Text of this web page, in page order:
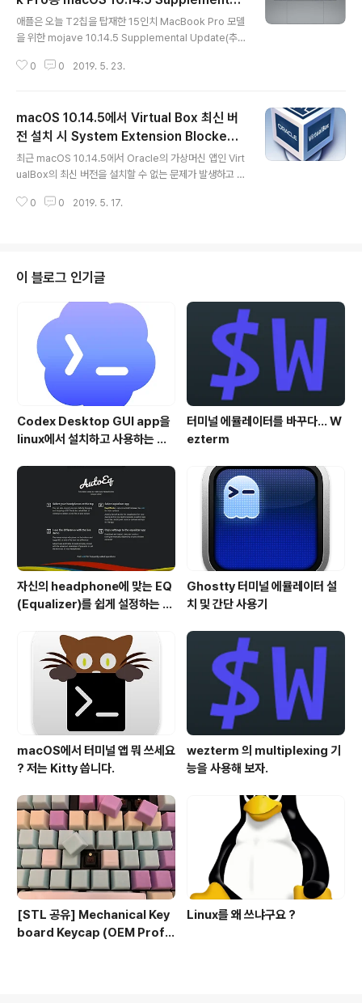
Update 릴리즈
애플은 오늘 T2칩을 탑재한 15인치 MacBook Pro 모델
을 위한 mojave 10.14.5 Supplemental Update(추
델 전용 업데이트로 다른 모델이나 라인업의 mac을 사용
장착된 15인치 MacBook Pro 모델에 영향을 미칠 수 있
는 펌웨어 문제를 해결하기 위한 것으로 해당 모델을 사용
하는 사용자들은 반드시 업데이트 할 것을 권장하고 있습
니다. 용량은 950MB 수준이며, 업데이트 후 재 부팅이 필
링크를 통해 업데이트 페키지를 다운로드 받아 직접 설치
0 0 2019. 5. 23.
macOS 10.14.5에서 Virtual Box 최신 버
전 설치 시 System Extension Blocked
오류 대처법
최근 macOS 10.14.5에서 Oracle의 가상머신 앱인 Virt
ualBox의 최신 버전을 설치할 수 없는 문제가 발생하고 있
후, kenel extension인 Kext 인스톨과 관련된 애플의
해당 Kext를 설치할 수가 없습니다. 물론 이와 같은 사실은
개발자나 개발사가 알아야 할 문제이지 일반 유저들이 알
고 있어야할 내용은 아닙니다. 다만, Kext를 포함한 앱이 1
0.14.5 이상에서 인스톨이 되지 않는다면, 애플의 보안 정
책변화 때문이라고 이..
0 0 2019. 5. 17.
이 블로그 인기글
Codex Desktop GUI app을
linux에서 설치하고 사용하는 방
터미널 에뮬레이터를 바꾸다... W
ezterm
자신의 headphone에 맞는 EQ
(Equalizer)를 쉽게 설정하는 방
Ghostty 터미널 에뮬레이터 설
치 및 간단 사용기
macOS에서 터미널 앱 뭐 쓰세요
? 저는 Kitty 씁니다.
wezterm 의 multiplexing 기
능을 사용해 보자.
[STL 공유] Mechanical Key
board Keycap (OEM Profil
Linux를 왜 쓰냐구요 ?